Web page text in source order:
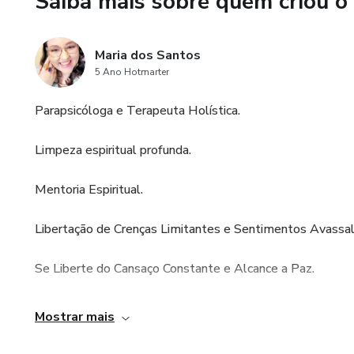
Anjos?
chance para participar é agora!
Maria dos Santos
5 Ano Hotmarter
Parapsicóloga e Terapeuta Holística.
Limpeza espiritual profunda.
Mentoria Espiritual.
Libertação de Crenças Limitantes e Sentimentos
Se Liberte do Cansaço Constante e Alcance a Paz.
• Mentoria Limpeza da Alma (Mentoria de 1 ano de
Mostrar mais